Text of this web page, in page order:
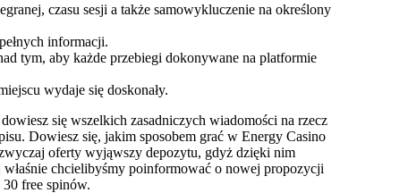
czasu sesji a także samowykluczenie na określony
informacji.
tym, aby każde przebiegi dokonywane na platformie
wydaje się doskonały.
się wszelkich zasadniczych wiadomości na rzecz
Dowiesz się, jakim sposobem grać w Energy Casino
oferty wyjąwszy depozytu, gdyż dzięki nim
chcielibyśmy poinformować o nowej propozycji
free spinów.